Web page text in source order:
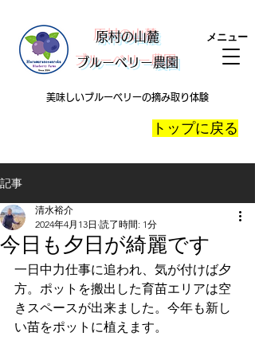
​原村の山麓
ブルーベリー農園
メニュー
美味しいブルーベリーの摘み取り体験
​トップに戻る
記事
今日も夕日が綺麗です
清水裕介
2024年4月13日 読了時間: 1分
一日中力仕事に追われ、気が付けば夕
方。ポットを搬出した育苗エリアは空
きスペースが出来ました。今年も新し
い苗をポットに植えます。